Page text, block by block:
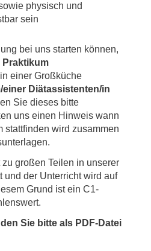
physisch und
sein
bei uns starten können,
in einer Großküche
einer Diätassistenten/in
Sie dieses bitte
uns einen Hinweis wann
stattfinden wird zusammen
großen Teilen in unserer
und der Unterricht wird auf
Grund ist ein C1-
Sie bitte als PDF-Datei